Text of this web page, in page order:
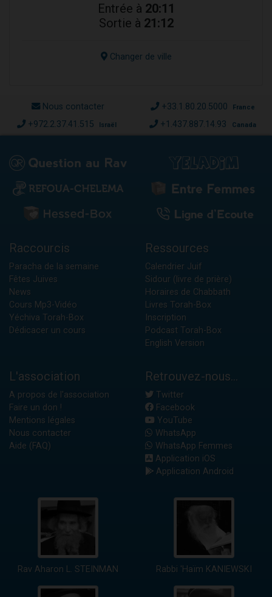
Entrée à 20:11
Sortie à 21:12
Changer de ville
Nous contacter +33.1.80.20.5000 France
+972.2.37.41.515 Israël +1.437.887.14.93 Canada
Raccourcis
Paracha de la semaine
Fêtes Juives
News
Cours Mp3-Vidéo
Yéchiva Torah-Box
Dédicacer un cours
Ressources
Calendrier Juif
Sidour (livre de prière)
Horaires de Chabbath
Livres Torah-Box
Inscription
Podcast Torah-Box
English Version
L'association
A propos de l'association
Faire un don !
Mentions légales
Nous contacter
Aide (FAQ)
Retrouvez-nous...
Twitter
Facebook
YouTube
WhatsApp
WhatsApp Femmes
Application iOS
Application Android
Rav Aharon L. STEINMAN Rabbi 'Haïm KANIEWSKI